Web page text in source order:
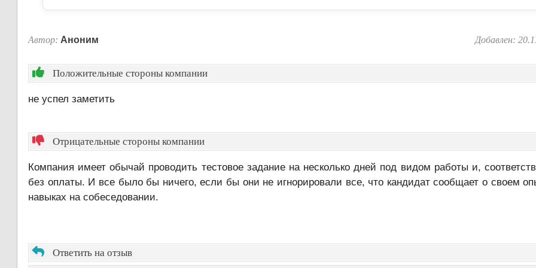
Автор: Аноним Добавлен:
Положительные стороны компании
не успел заметить
Отрицательные стороны компании
Компания имеет обычай проводить тестовое задание на несколько дней под видом работы и,
без оплаты. И все было бы ничего, если бы они не игнорировали все, что кандидат сообщает о своем
навыках на собеседовании.
Ответить на отзыв